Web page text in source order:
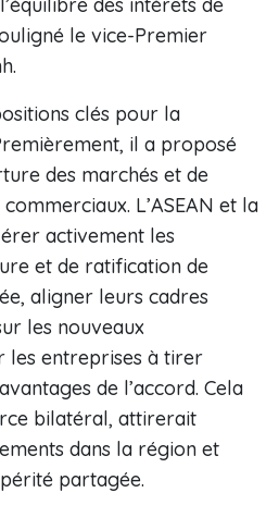
le vice-Premier
clés pour la
il a proposé
des marchés et de
L’ASEAN et la
activement les
et de ratification de
aligner leurs cadres
les nouveaux
les entreprises à tirer
de l’accord. Cela
bilatéral, attirerait
dans la région et
partagée.